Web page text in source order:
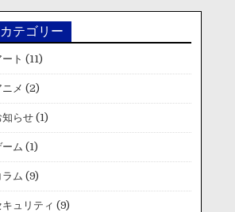
カテゴリー
ート (11)
ニメ (2)
知らせ(1)
ーム (1)
ラム (9)
キュリティ (9)